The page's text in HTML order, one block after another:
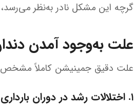
گرچه این مشکل نادر به‌نظر می‌رسد،
علت به‌وجود آمدن
علت دقیق جمینیشن کاملاً مشخص
۱. اختلالات رشد در دوران بارداری